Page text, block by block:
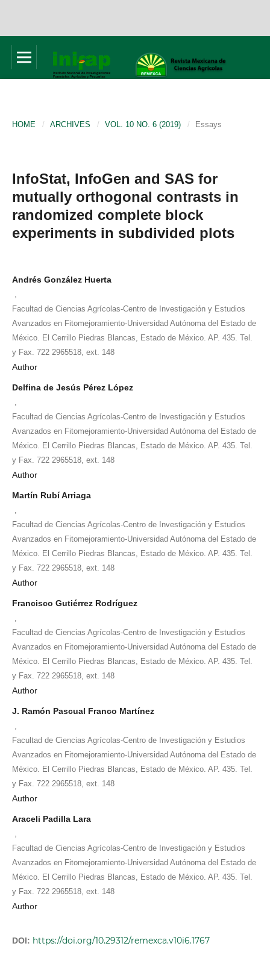
HOME / ARCHIVES / VOL. 10 NO. 6 (2019) / Essays
InfoStat, InfoGen and SAS for
mutually orthogonal contrasts in
randomized complete block
experiments in subdivided plots
Andrés González Huerta
Facultad de Ciencias Agrícolas-Centro de Investigación y Estudios
Avanzados en Fitomejoramiento-Universidad Autónoma del Estado de
México. El Cerrillo Piedras Blancas, Estado de México. AP. 435. Tel.
y Fax. 722 2965518, ext. 148
Author
Delfina de Jesús Pérez López
Facultad de Ciencias Agrícolas-Centro de Investigación y Estudios
Avanzados en Fitomejoramiento-Universidad Autónoma del Estado de
México. El Cerrillo Piedras Blancas, Estado de México. AP. 435. Tel.
y Fax. 722 2965518, ext. 148
Author
Martín Rubí Arriaga
Facultad de Ciencias Agrícolas-Centro de Investigación y Estudios
Avanzados en Fitomejoramiento-Universidad Autónoma del Estado de
México. El Cerrillo Piedras Blancas, Estado de México. AP. 435. Tel.
y Fax. 722 2965518, ext. 148
Author
Francisco Gutiérrez Rodríguez
Facultad de Ciencias Agrícolas-Centro de Investigación y Estudios
Avanzados en Fitomejoramiento-Universidad Autónoma del Estado de
México. El Cerrillo Piedras Blancas, Estado de México. AP. 435. Tel.
y Fax. 722 2965518, ext. 148
Author
J. Ramón Pascual Franco Martínez
Facultad de Ciencias Agrícolas-Centro de Investigación y Estudios
Avanzados en Fitomejoramiento-Universidad Autónoma del Estado de
México. El Cerrillo Piedras Blancas, Estado de México. AP. 435. Tel.
y Fax. 722 2965518, ext. 148
Author
Araceli Padilla Lara
Facultad de Ciencias Agrícolas-Centro de Investigación y Estudios
Avanzados en Fitomejoramiento-Universidad Autónoma del Estado de
México. El Cerrillo Piedras Blancas, Estado de México. AP. 435. Tel.
y Fax. 722 2965518, ext. 148
Author
DOI: https://doi.org/10.29312/remexca.v10i6.1767